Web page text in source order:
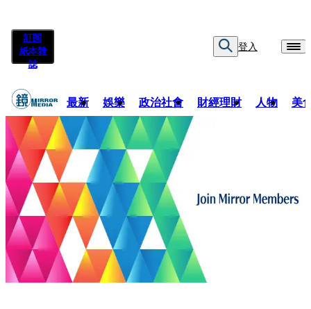
訂閱
紙本雜
誌
登入
最新 娛樂 政治社會 財經理財 人物 美